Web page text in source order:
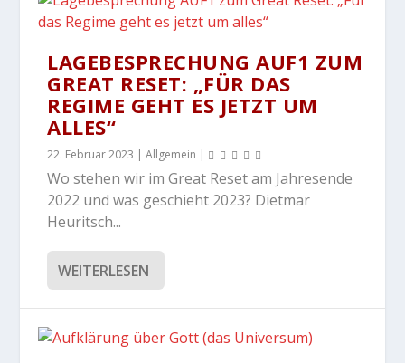
LAGEBESPRECHUNG AUF1 ZUM
GREAT RESET: „FÜR DAS
REGIME GEHT ES JETZT UM
ALLES“
22. Februar 2023 |Allgemein |
Wo stehen wir im Great Reset am Jahresende
2022 und was geschieht 2023? Dietmar
Heuritsch...
WEITERLESEN